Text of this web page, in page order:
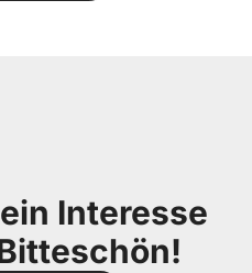
Interesse